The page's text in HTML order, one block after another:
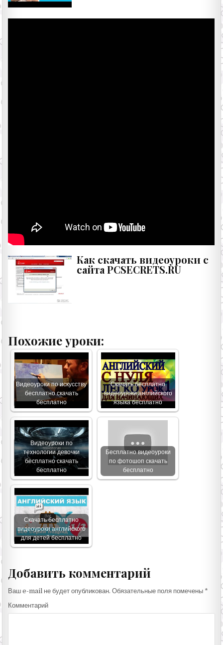
Как скачать видеоуроки с
сайта PCSECRETS.RU
Похожие уроки:
Видеоуроки по искусству
бесплатно скачать
бесплатно
Скачать бесплатно
видеоуроки английского
языка бесплатно
Видеоуроки по
технологии девочки
бесплатно скачать
бесплатно
Бесплатно видеоуроки
по фотошоп скачать
бесплатно
Скачать бесплатно
видеоуроки английского
для детей бесплатно
Добавить комментарий
Ваш e-mail не будет опубликован. Обязательные поля помечены *
Комментарий